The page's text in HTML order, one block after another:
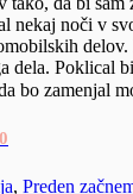
nekaj noči v
delov.
dela. Poklical
bo zamenjal
, Preden